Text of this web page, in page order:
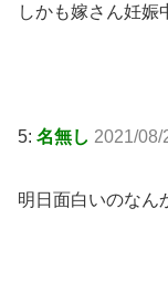
しかも嫁さん妊娠
5: 名無し 2021/08/
明日面白いのなん